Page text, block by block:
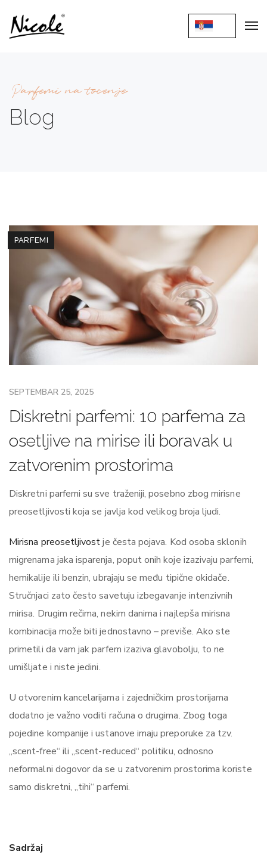
Parfemi na tocenje
Blog
PARFEMI
SEPTEMBAR 25, 2025
Diskretni parfemi: 10 parfema za
osetljive na mirise ili boravak u
zatvorenim prostorima
Diskretni parfemi su sve traženiji, posebno zbog mirisne
preosetljivosti koja se javlja kod velikog broja ljudi.
Mirisna preosetljivostje česta pojava. Kod osoba sklonih
migrenama jaka isparenja, poput onih koje izazivaju parfemi,
hemikalije ili benzin, ubrajaju se među tipične okidače.
Stručnjaci zato često savetuju izbegavanje intenzivnih
mirisa. Drugim rečima, nekim danima i najlepša mirisna
kombinacija može biti jednostavno – previše. Ako ste
primetili da vam jak parfem izaziva glavobolju, to ne
umišljate i niste jedini.
U otvorenim kancelarijama i zajedničkim prostorijama
dodatno je važno voditi računa o drugima. Zbog toga
pojedine kompanije i ustanove imaju preporuke za tzv.
„scent-free“ ili „scent-reduced“ politiku, odnosno
neformalni dogovor da se u zatvorenim prostorima koriste
samo diskretni, „tihi“ parfemi.
Sadržaj